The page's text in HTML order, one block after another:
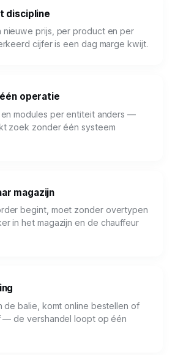
discipline
nieuwe prijs, per product en per
cijfer is een dag marge kwijt.
operatie
modules per entiteit anders —
zoek zonder één systeem
magazijn
begint, moet zonder overtypen
in het magazijn en de chauffeur
de balie, komt online bestellen of
— de vershandel loopt op één